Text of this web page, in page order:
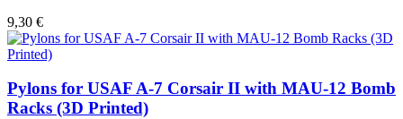
9,30 €
Pylons for USAF A-7 Corsair II with MAU-12 Bomb
Racks (3D Printed)